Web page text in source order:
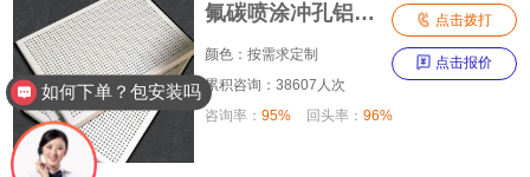
氟碳喷涂冲孔铝单板
颜色：按需求定制
累积咨询：38607人次
 点击拨打
 点击报价
咨询率： 95% 回头率：96%
如何下单？包安装吗